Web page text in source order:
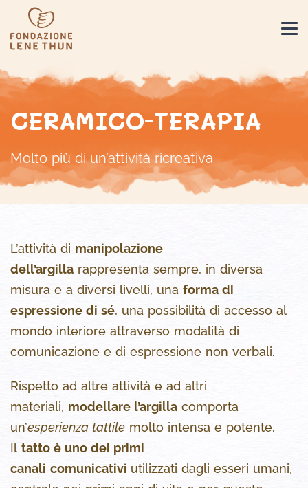
CERAMICO-TERAPIA
Molto più di un’attività ricreativa
L’attività di manipolazione
dell’argilla rappresenta sempre, in diversa
misura e a diversi livelli, una forma di
espressione di sé, una possibilità di accesso al
mondo interiore attraverso modalità di
comunicazione e di espressione non verbali.
Rispetto ad altre attività e ad altri
materiali, modellare l’argilla comporta
un’esperienza tattile molto intensa e potente.
Il tatto è uno dei primi
canali comunicativi utilizzati dagli esseri umani,